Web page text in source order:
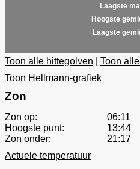
Laagste
Hoogste
Laagste
Toon alle hittegolven
Toon
Toon Hellmann-grafiek
Zon
Zon op:
06:11
Hoogste punt:
13:44
Zon onder:
21:17
Actuele temperatuur